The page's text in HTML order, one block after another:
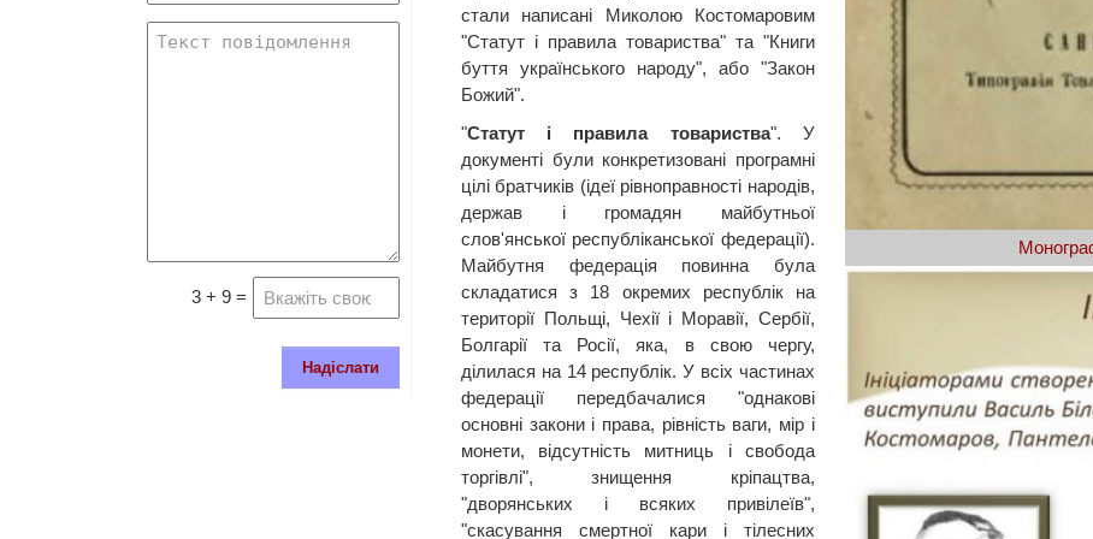
стали написані Миколою Костомаровим
"Статут і правила товариства" та "Книги
буття українського народу", або "Закон
Божий".
"Статут і правила товариства". У
документі були конкретизовані програмні
цілі братчиків (ідеї рівноправності народів,
держав і громадян майбутньої
слов'янської республіканської федерації).
Майбутня федерація повинна була
складатися з 18 окремих республік на
території Польщі, Чехії і Моравії, Сербії,
Болгарії та Росії, яка, в свою чергу,
ділилася на 14 республік. У всіх частинах
федерації передбачалися "однакові
основні закони і права, рівність ваги, мір і
монети, відсутність митниць і свобода
торгівлі", знищення кріпацтва,
"дворянських і всяких привілеїв",
"скасування смертної кари і тілесних
3 + 9 =
Надіслати